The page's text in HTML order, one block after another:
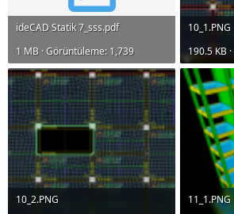
ideCAD Statik 7_sss.pdf
1 MB · Görüntüleme: 1,739
10_1.PNG
190.5 KB
10_2.PNG
11_1.PNG